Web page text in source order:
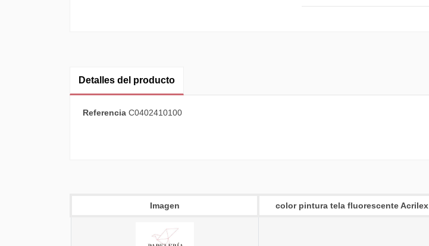
Detalles del producto
Referencia C0402410100
Imagen color pintura tela fluorescente Acrilex